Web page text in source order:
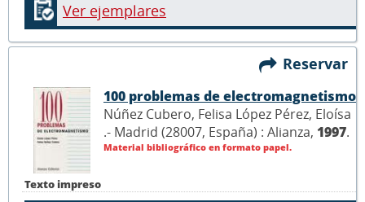
Ver ejemplares
Reservar
Texto impreso
100 problemas de electromagnetismo
Núñez Cubero, Felisa López Pérez, Eloísa
.- Madrid (28007, España) : Alianza, 1997.
Material bibliográfico en formato papel.